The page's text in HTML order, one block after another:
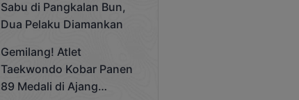
Sabu di Pangkalan Bun,
Dua Pelaku Diamankan
Gemilang! Atlet
Taekwondo Kobar Panen
89 Medali di Ajang